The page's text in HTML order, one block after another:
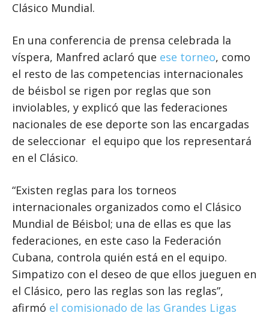
Clásico Mundial.
En una conferencia de prensa celebrada la
víspera, Manfred aclaró que ese torneo, como
el resto de las competencias internacionales
de béisbol se rigen por reglas que son
inviolables, y explicó que las federaciones
nacionales de ese deporte son las encargadas
de seleccionar el equipo que los representará
en el Clásico.
“Existen reglas para los torneos
internacionales organizados como el Clásico
Mundial de Béisbol; una de ellas es que las
federaciones, en este caso la Federación
Cubana, controla quién está en el equipo.
Simpatizo con el deseo de que ellos jueguen en
el Clásico, pero las reglas son las reglas”,
afirmó el comisionado de las Grandes Ligas